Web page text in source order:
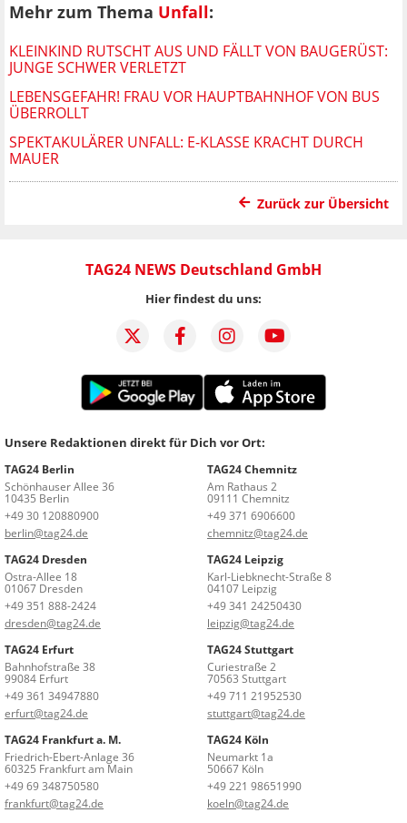
Mehr zum Thema Unfall:
KLEINKIND RUTSCHT AUS UND FÄLLT VON BAUGERÜST:
JUNGE SCHWER VERLETZT
LEBENSGEFAHR! FRAU VOR HAUPTBAHNHOF VON BUS
ÜBERROLLT
SPEKTAKULÄRER UNFALL: E-KLASSE KRACHT DURCH
MAUER
Zurück zur Übersicht
TAG24 NEWS Deutschland GmbH
Hier findest du uns:
Unsere Redaktionen direkt für Dich vor Ort:
TAG24 Berlin
Schönhauser Allee 36
10435 Berlin
+49 30 120880900
berlin@tag24.de
TAG24 Chemnitz
Am Rathaus 2
09111 Chemnitz
+49 371 6906600
chemnitz@tag24.de
TAG24 Dresden
Ostra-Allee 18
01067 Dresden
+49 351 888-2424
dresden@tag24.de
TAG24 Leipzig
Karl-Liebknecht-Straße 8
04107 Leipzig
+49 341 24250430
leipzig@tag24.de
TAG24 Erfurt
Bahnhofstraße 38
99084 Erfurt
+49 361 34947880
erfurt@tag24.de
TAG24 Stuttgart
Curiestraße 2
70563 Stuttgart
+49 711 21952530
stuttgart@tag24.de
TAG24 Frankfurt a. M.
Friedrich-Ebert-Anlage 36
60325 Frankfurt am Main
+49 69 348750580
frankfurt@tag24.de
TAG24 Köln
Neumarkt 1a
50667 Köln
+49 221 98651990
koeln@tag24.de